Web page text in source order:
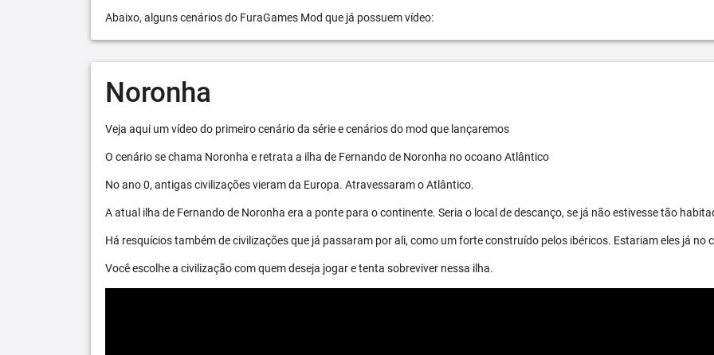
Abaixo, alguns cenários do FuraGames Mod que já possuem vídeo:
Noronha
Veja aqui um vídeo do primeiro cenário da série e cenários do mod que lançaremos
O cenário se chama Noronha e retrata a ilha de Fernando de Noronha no ocoano Atlântico
No ano 0, antigas civilizações vieram da Europa. Atravessaram o Atlântico.
A atual ilha de Fernando de Noronha era a ponte para o continente. Seria o local de descanço, se já não estivesse tão
Há resquícios também de civilizações que já passaram por ali, como um forte construído pelos ibéricos. Estariam eles já no
Você escolhe a civilização com quem deseja jogar e tenta sobreviver nessa ilha.